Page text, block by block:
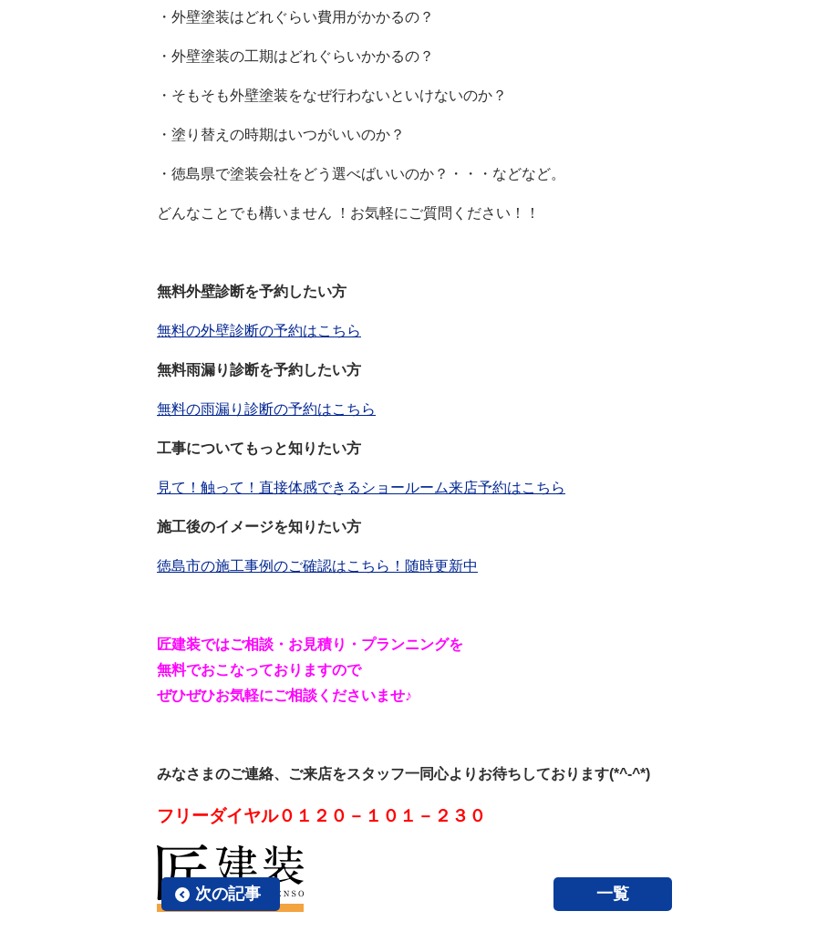
・外壁塗装はどれぐらい費用がかかるの？
・外壁塗装の工期はどれぐらいかかるの？
・そもそも外壁塗装をなぜ行わないといけないのか？
・塗り替えの時期はいつがいいのか？
・徳島県で塗装会社をどう選べばいいのか？・・・などなど。
どんなことでも構いません ！お気軽にご質問ください！！
無料外壁診断を予約したい方
無料の外壁診断の予約はこちら
無料雨漏り診断を予約したい方
無料の雨漏り診断の予約はこちら
工事についてもっと知りたい方
見て！触って！直接体感できるショールーム来店予約はこちら
施工後のイメージを知りたい方
徳島市の施工事例のご確認はこちら！随時更新中
匠建装ではご相談・お見積り・プランニングを
無料でおこなっておりますので
ぜひぜひお気軽にご相談くださいませ♪
みなさまのご連絡、ご来店をスタッフ一同心よりお待ちしております(*^-^*)
フリーダイヤル０１２０－１０１－２３０
次の記事 一覧